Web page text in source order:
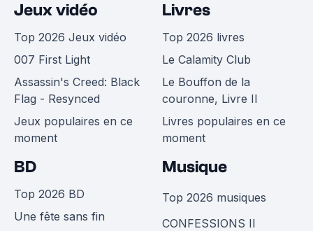
Jeux vidéo
Top 2026 Jeux vidéo
007 First Light
Assassin's Creed: Black
Flag - Resynced
Jeux populaires en ce
moment
Livres
Top 2026 livres
Le Calamity Club
Le Bouffon de la
couronne, Livre II
Livres populaires en ce
moment
BD
Top 2026 BD
Une fête sans fin
Musique
Top 2026 musiques
CONFESSIONS II